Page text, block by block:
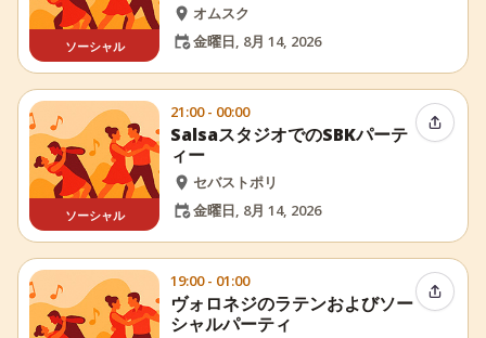
ソーシャル
オムスク
金曜日, 8月 14, 2026
ソーシャル
21:00 - 00:00
SalsaスタジオでのSBKパーテ
ィー
セバストポリ
金曜日, 8月 14, 2026
イベン
19:00 - 01:00
ヴォロネジのラテンおよびソー
シャルパーティ
イベン